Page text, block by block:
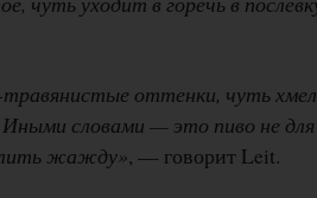
оттенки, чуть
Иными словами — это пиво не для
жажду», — говорит Leit.